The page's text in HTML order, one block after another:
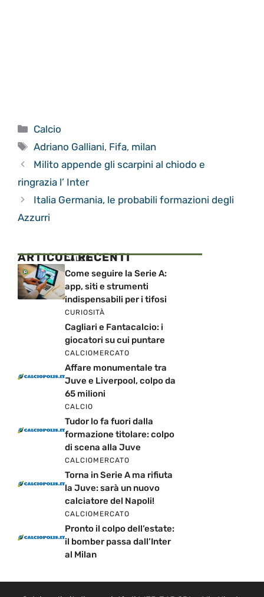
Categorie
Calcio
Tag
Adriano Galliani, Fifa, milan
Milito appende gli scarpini al chiodo e
ringrazia l’ Inter
Italia Germania, le probabili formazioni degli
Azzurri
ARTICOLI RECENTI
CALCIO
Come seguire la Serie A:
app, siti e strumenti
indispensabili per i tifosi
CURIOSITÀ
Cagliari e Fantacalcio: i
giocatori su cui puntare
CALCIOMERCATO
Affare monumentale tra
Juve e Liverpool, colpo da
65 milioni
CALCIO
Tudor lo fa fuori dalla
formazione titolare: colpo
di scena alla Juve
CALCIOMERCATO
Torna in Serie A ma rifiuta
la Juve: sarà un nuovo
calciatore del Napoli!
CALCIOMERCATO
Pronto il colpo dell’estate:
il bomber passa dall’Inter
al Milan